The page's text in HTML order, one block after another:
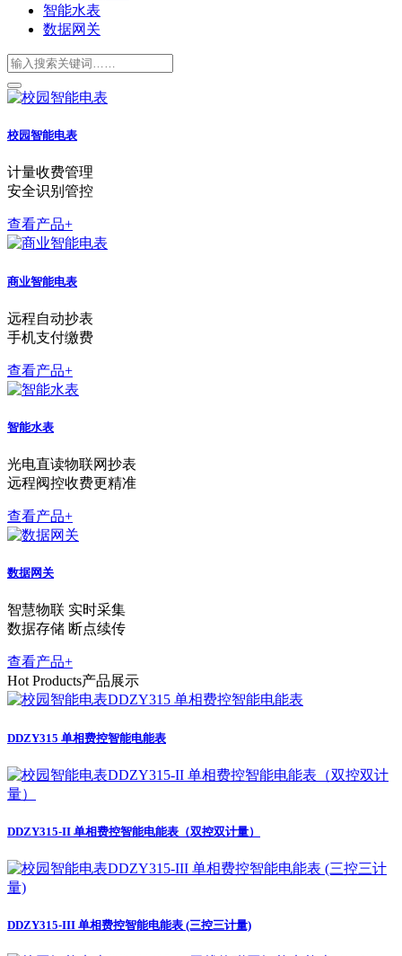
智能水表
数据网关
校园智能电表
计量收费管理
安全识别管控
查看产品+
商业智能电表
远程自动抄表
手机支付缴费
查看产品+
智能水表
光电直读物联网抄表
远程阀控收费更精准
查看产品+
数据网关
智慧物联 实时采集
数据存储 断点续传
查看产品+
Hot Products产品展示
DDZY315 单相费控智能电能表
DDZY315-II 单相费控智能电能表（双控双计量）
DDZY315-III 单相费控智能电能表 (三控三计量)